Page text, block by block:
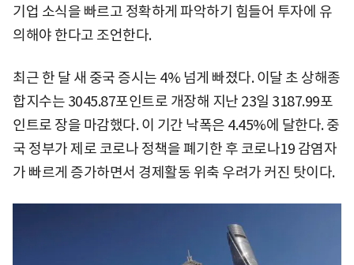
기업 소식을 빠르고 정확하게 파악하기 힘들어 투자에 유
의해야 한다고 조언한다.
최근 한 달 새 중국 증시는 4% 넘게 빠졌다. 이달 초 상해종
합지수는 3045.87포인트로 개장해 지난 23일 3187.99포
인트로 장을 마감했다. 이 기간 낙폭은 4.45%에 달한다. 중
국 정부가 제로 코로나 정책을 폐기한 후 코로나19 감염자
가 빠르게 증가하면서 경제활동 위축 우려가 커진 탓이다.